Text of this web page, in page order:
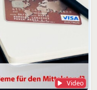
Video